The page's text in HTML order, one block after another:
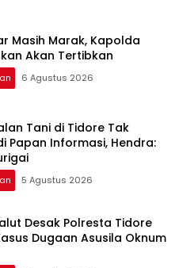
Masih Marak, Kapolda
Akan Tertibkan
6 Agustus 2026
Tani di Tidore Tak
Papan Informasi, Hendra:
5 Agustus 2026
Desak Polresta Tidore
Dugaan Asusila Oknum